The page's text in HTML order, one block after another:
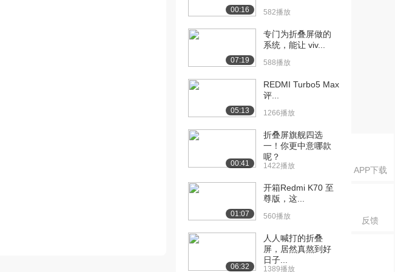
APP下载
反馈
00:16 582播放
07:19
专门为折叠屏做的
系统，能让 viv...
588播放
05:13
REDMI Turbo5 Max
评...
1266播放
00:41
折叠屏旗舰四选
一！你更中意哪款
呢？
1422播放
01:07
开箱Redmi K70 至
尊版，这...
560播放
06:32
人人喊打的折叠
屏，居然真熬到好
日子...
1389播放